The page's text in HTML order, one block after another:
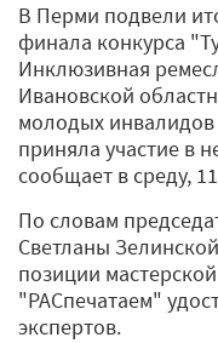
В Перми подвели
финала конкурса
Инклюзивная
Ивановской
молодых
приняла участие в
сообщает в среду,
По словам
Светланы
позиции
"РАСпечатаем"
экспертов.